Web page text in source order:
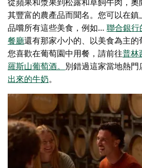
其豐富的農產品而聞名。您可以在鎮
品嚐所有這些美食，例如… 聯合銀行
餐廳還有那家小小的、以美食為主的
您喜歡在葡萄園中用餐，請前往普林
羅斯山葡萄酒。 別錯過這家當地熱門
出來的牛奶。